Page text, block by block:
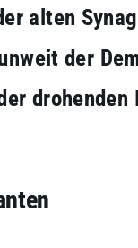
alten
der